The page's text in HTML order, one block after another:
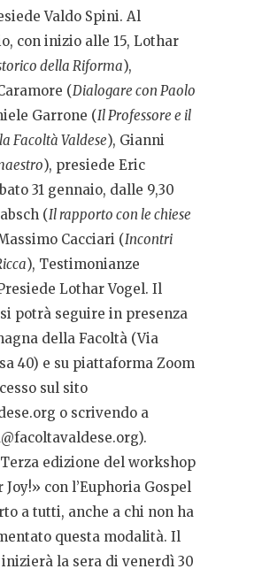
Valdo Spini. Al
con inizio alle 15, Lothar
della Riforma),
(Dialogare con Paolo
Garrone (Il Professore e il
Facoltà Valdese), Gianni
), presiede Eric
31 gennaio, dalle 9,30
(Il rapporto con le chiese
Cacciari (Incontri
), Testimonianze
Lothar Vogel. Il
potrà seguire in presenza
della Facoltà (Via
40) e su piattaforma Zoom
sul sito
o scrivendo a
).
edizione del workshop
Joy!» con l’Euphoria Gospel
a tutti, anche a chi non ha
questa modalità. Il
la sera di venerdì 30